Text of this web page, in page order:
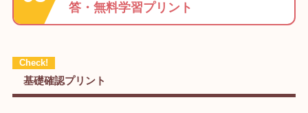
答・無料学習プリント
基礎確認プリント